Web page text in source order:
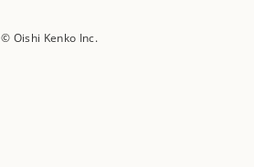
© Oishi Kenko Inc.